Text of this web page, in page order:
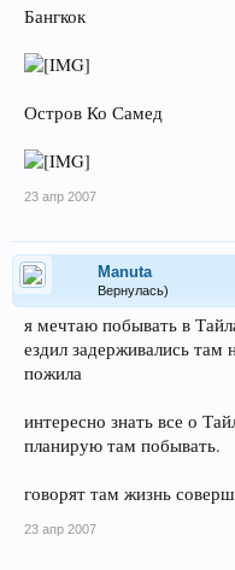
Бангкок
Остров Ко Самед
23 апр 2007
Manuta
Вернулась)
я мечтаю побывать в
ездил задерживались
пожила
интересно знать все о
планирую там побывать.
говорят там жизнь
23 апр 2007